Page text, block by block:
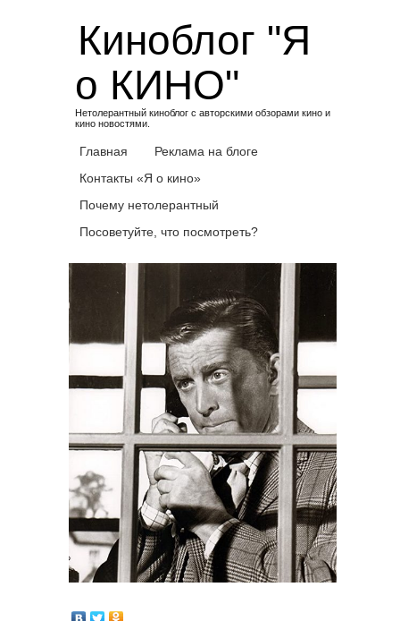
Киноблог "Я
о КИНО"
Нетолерантный киноблог с авторскими обзорами кино и
кино новостями.
Главная
Реклама на блоге
Контакты «Я о кино»
Почему нетолерантный
Посоветуйте, что посмотреть?